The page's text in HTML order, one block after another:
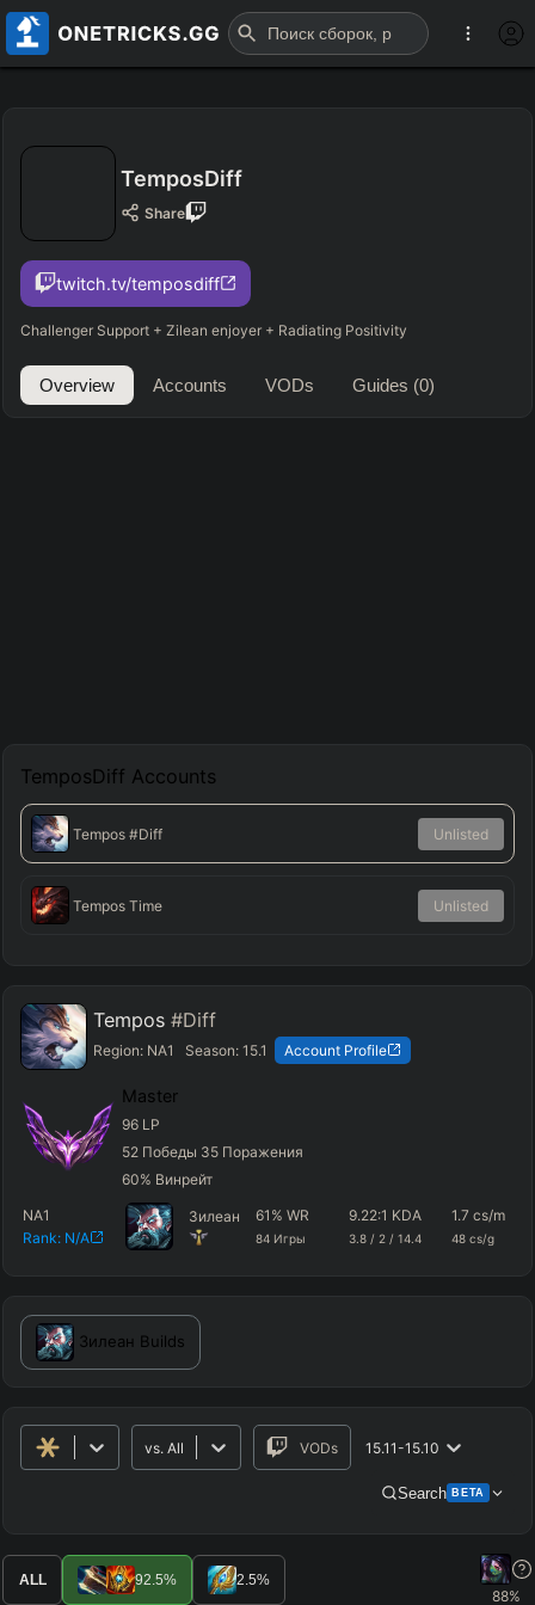
TemposDiff
Share
twitch.tv/temposdiff
Challenger Support + Zilean enjoyer + Radiating Positivity
Overview Accounts VODs Guides (0)
TemposDiff Accounts
Tempos #Diff Unlisted
Tempos Time Unlisted
Tempos #Diff
Region: NA1 Season:15.1 Account Profile
Master
96 LP
52 Победы 35 Поражения
60% Винрейт
NA1
Rank: N/A
Зилеан 61 %WR
84 Игры
9.22:1 KDA
3.8 / 2 / 14.4
1.7 cs/m
48 cs/g
Зилеан Builds
vs.All VODs 15.11-15.10
Search BETA
Advanced Search PRO
ALL 92.5% 2.5%
88%